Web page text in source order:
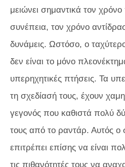
μειώνει σημαντικά τον
συνέπεια, τον χρόνο
δυνάμεις. Ωστόσο, ο
δεν είναι το μόνο
υπερηχητικές πτήσεις. Τα
τη σχεδίασή τους, έχουν
γεγονός που καθιστά πολύ
τους από το ραντάρ. Αυτός ο
επιτρέπει επίσης να είναι
τις πιθανότητές τους να